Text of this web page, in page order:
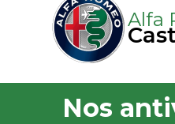
Alfa
Nos